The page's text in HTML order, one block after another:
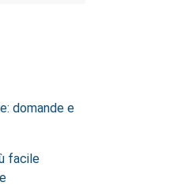
domande e
facile